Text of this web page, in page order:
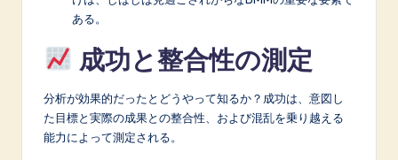
ある。
成功と整合性の測定
分析が効果的だったとどうやって知るか？成功は、意図し
た目標と実際の成果との整合性、および混乱を乗り越える
能力によって測定される。